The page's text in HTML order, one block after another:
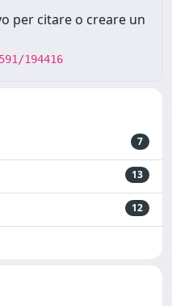
per citare o creare un
194416
7
13
12